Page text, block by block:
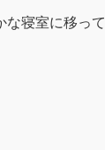
寝室に移っ